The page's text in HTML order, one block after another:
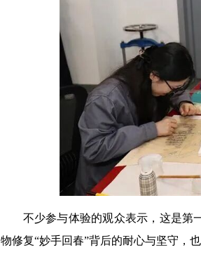
不少参与体验的观众表示，这是第
物修复“妙手回春”背后的耐心与坚守，